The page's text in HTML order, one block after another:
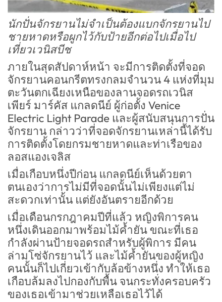
นักปั่นจักรยานไม่จำเป็นต้องแบกจักรยานไป
ชายหาดหรือผูกไว้กับป้ายอีกต่อไปเมื่อไป
เที่ยวเวนิสบีช
ภายในสุดสัปดาห์หน้า จะมีการติดตั้งที่จอด
จักรยานคอนกรีตทรงกลมจำนวน 4 แห่งที่มุม
ตะวันตกเฉียงเหนือของลานจอดรถเวนิส
เพียร์ มาร์คัส แกลดนีย์ ผู้ก่อตั้ง Venice
Electric Light Parade และผู้สนับสนุนการปั่น
จักรยาน กล่าวว่าที่จอดจักรยานเหล่านี้ได้รับ
การติดตั้งโดยกรมชายหาดและท่าเรือของ
ลอสแองเจลิส
เมื่อเกือบหนึ่งปีก่อน แกลดนีย์เห็นด้วยตา
ตนเองว่าการไม่มีที่จอดนั้นไม่เพียงแต่ไม่
สะดวกเท่านั้น แต่ยังอันตรายอีกด้วย
เมื่อเดือนกรกฎาคมปีที่แล้ว หญิงพิการคน
หนึ่งเดินออกมาพร้อมไม้ค้ำยัน ขณะที่เธอ
กำลังผ่านป้ายจอดรถสำหรับผู้พิการ มีคน
ล่ามโซ่จักรยานไว้ และไม้ค้ำยันของผู้หญิง
คนนั้นก็ไปเกี่ยวเข้ากับล้อข้างหนึ่ง ทำให้เธอ
เกือบล้มลงไปกองกับพื้น จนกระทั่งครอบครัว
ของเธอเข้ามาช่วยเหลือเธอไว้ได้